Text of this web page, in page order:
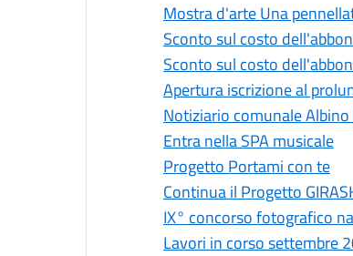
Mostra d'arte Una
Sconto sul costo
Sconto sul costo
Apertura iscrizione al
Notiziario comunale
Entra nella SPA musicale
Progetto Portami con te
Continua il Progetto
IX° concorso fotografico
Lavori in corso settembre